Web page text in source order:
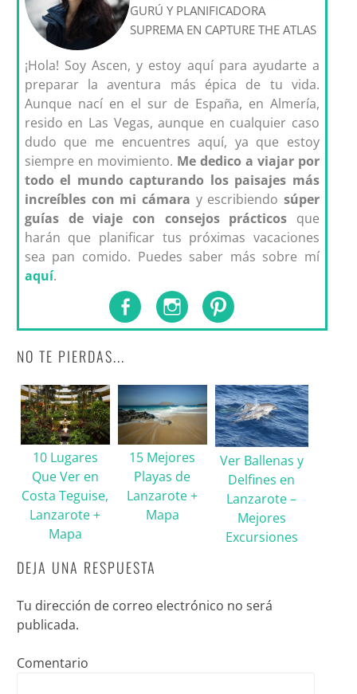
GURÚ Y PLANIFICADORA
SUPREMA EN CAPTURE THE ATLAS
¡Hola! Soy Ascen, y estoy aquí para ayudarte a
preparar la aventura más épica de tu vida.
Aunque nací en el sur de España, en Almería,
resido en Las Vegas, aunque en cualquier caso
dudo que me encuentres aquí, ya que estoy
siempre en movimiento. Me dedico a viajar por
todo el mundo capturando los paisajes más
increíbles con mi cámara y escribiendo súper
guías de viaje con consejos prácticos que
harán que planificar tus próximas vacaciones
sea pan comido. Puedes saber más sobre mí
aquí.
NO TE PIERDAS...
10 Lugares
Que Ver en
Costa Teguise,
Lanzarote +
Mapa
15 Mejores
Playas de
Lanzarote +
Mapa
Ver Ballenas y
Delfines en
Lanzarote –
Mejores
Excursiones
DEJA UNA RESPUESTA
Tu dirección de correo electrónico no será
publicada.
Comentario